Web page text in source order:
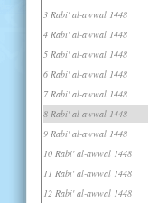
3 Rabi' al-awwal 1448
4 Rabi' al-awwal 1448
5 Rabi' al-awwal 1448
6 Rabi' al-awwal 1448
7 Rabi' al-awwal 1448
8 Rabi' al-awwal 1448
9 Rabi' al-awwal 1448
10 Rabi' al-awwal 1448
11 Rabi' al-awwal 1448
12 Rabi' al-awwal 1448